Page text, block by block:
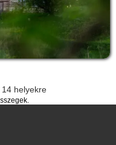
helyekre